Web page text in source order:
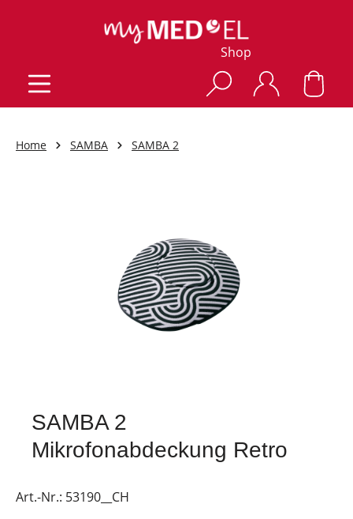
Shop
Home SAMBA SAMBA 2
SAMBA 2
Mikrofonabdeckung Retro
Art.-Nr.: 53190__CH